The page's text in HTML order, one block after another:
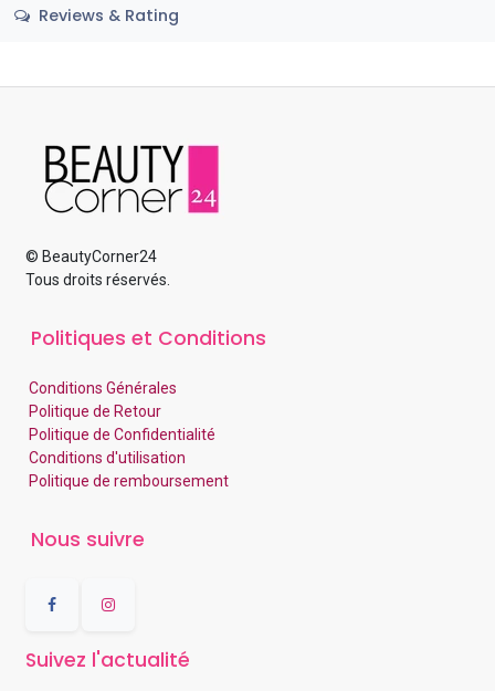
Reviews & Rating
© BeautyCorner24
Tous droits réservés.
Politiques et Conditions
Conditions Générales
Politique de Retour
Politique de Confidentialité
Conditions d'utilisation
Politique de remboursement
Nous suivre
Suivez l'actualité